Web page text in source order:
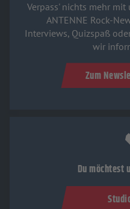
Verpass' nichts mehr mit
ANTENNE Rock-
Interviews, Quizspaß
wir
Zum
Du möchtest